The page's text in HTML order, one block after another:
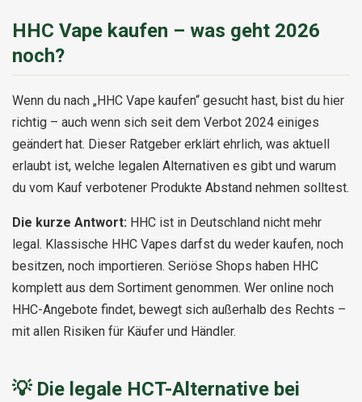
HHC Vape kaufen – was geht 2026
noch?
Wenn du nach „HHC Vape kaufen“ gesucht hast, bist du hier
richtig – auch wenn sich seit dem Verbot 2024 einiges
geändert hat. Dieser Ratgeber erklärt ehrlich, was aktuell
erlaubt ist, welche legalen Alternativen es gibt und warum
du vom Kauf verbotener Produkte Abstand nehmen solltest.
Die kurze Antwort: HHC ist in Deutschland nicht mehr
legal. Klassische HHC Vapes darfst du weder kaufen, noch
besitzen, noch importieren. Seriöse Shops haben HHC
komplett aus dem Sortiment genommen. Wer online noch
HHC-Angebote findet, bewegt sich außerhalb des Rechts –
mit allen Risiken für Käufer und Händler.
💡 Die legale HCT-Alternative bei